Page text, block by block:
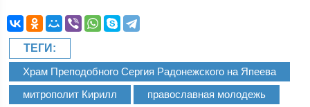
ТЕГИ:
Храм Преподобного Сергия Радонежского на Япеева
митрополит Кирилл
православная молодежь